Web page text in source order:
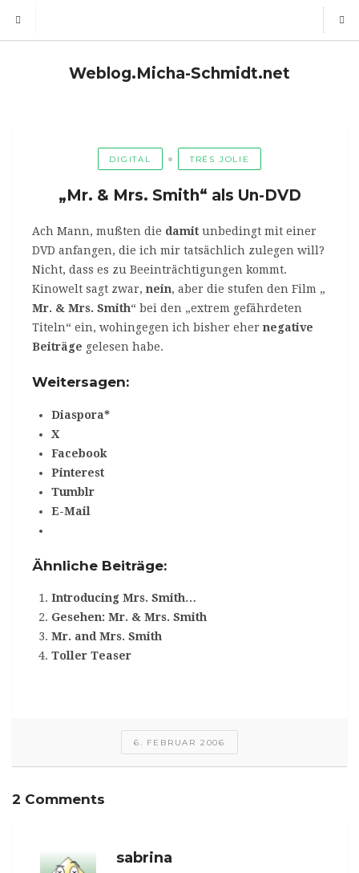
Weblog.Micha-Schmidt.net
DIGITAL TRÉS JOLIE
„Mr. & Mrs. Smith“ als Un-DVD
Ach Mann, mußten die damit unbedingt mit einer
DVD anfangen, die ich mir tatsächlich zulegen will?
Nicht, dass es zu Beeinträchtigungen kommt.
Kinowelt sagt zwar, nein, aber die stufen den Film „
Mr. & Mrs. Smith“ bei den „extrem gefährdeten
Titeln“ ein, wohingegen ich bisher eher negative
Beiträge gelesen habe.
Weitersagen:
Diaspora*
X
Facebook
Pinterest
Tumblr
E-Mail
Ähnliche Beiträge:
Introducing Mrs. Smith…
Gesehen: Mr. & Mrs. Smith
Mr. and Mrs. Smith
Toller Teaser
6. FEBRUAR 2006
2 Comments
sabrina